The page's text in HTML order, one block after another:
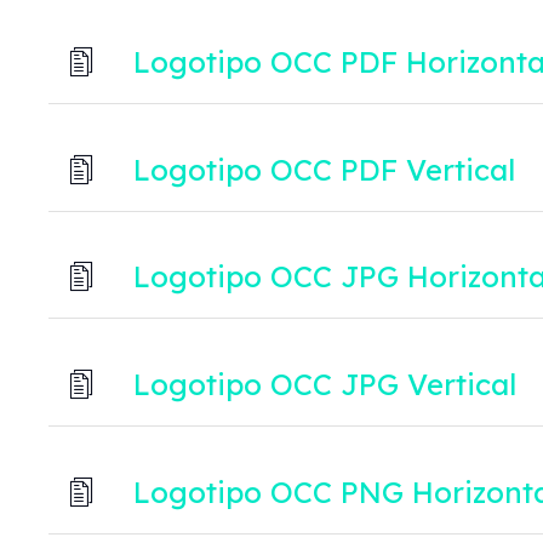
Logotipo OCC PDF
Logotipo OCC PDF Vertical
Logotipo OCC JPG
Logotipo OCC JPG Vertical
Logotipo OCC PNG